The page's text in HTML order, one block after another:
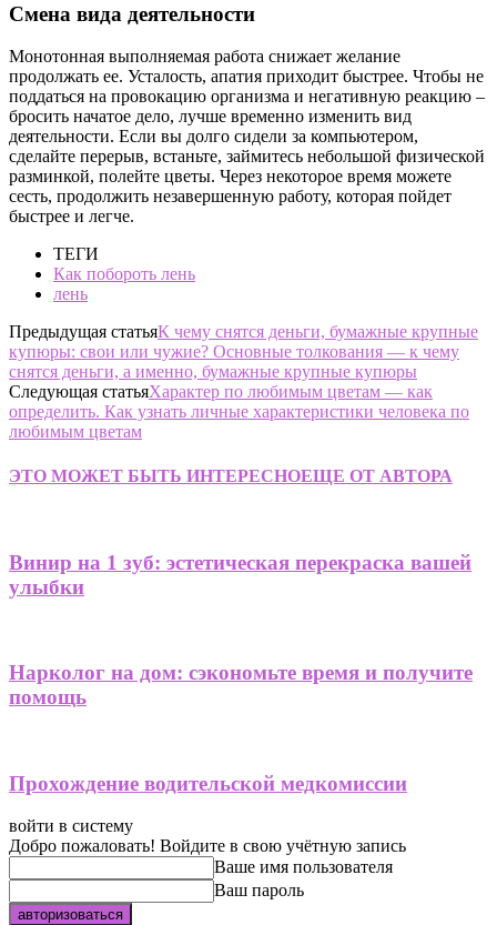
Смена вида деятельности
Монотонная выполняемая работа снижает желание
продолжать ее. Усталость, апатия приходит быстрее. Чтобы не
поддаться на провокацию организма и негативную реакцию –
бросить начатое дело, лучше временно изменить вид
деятельности. Если вы долго сидели за компьютером,
сделайте перерыв, встаньте, займитесь небольшой физической
разминкой, полейте цветы. Через некоторое время можете
сесть, продолжить незавершенную работу, которая пойдет
быстрее и легче.
ТЕГИ
Как побороть лень
лень
Предыдущая статьяК чему снятся деньги, бумажные крупные
купюры: свои или чужие? Основные толкования — к чему
снятся деньги, а именно, бумажные крупные купюры
Следующая статьяХарактер по любимым цветам — как
определить. Как узнать личные характеристики человека по
любимым цветам
ЭТО МОЖЕТ БЫТЬ ИНТЕРЕСНОЕЩЕ ОТ АВТОРА
Винир на 1 зуб: эстетическая перекраска вашей
улыбки
Нарколог на дом: сэкономьте время и получите
помощь
Прохождение водительской медкомиссии
войти в систему
Добро пожаловать! Войдите в свою учётную запись
Ваше имя пользователя
Ваш пароль